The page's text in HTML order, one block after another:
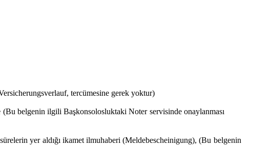
tercümesine gerek yoktur)
belge (Bu belgenin ilgili Başkonsolosluktaki Noter servisinde onaylanması
sürelerin yer aldığı ikamet ilmuhaberi (Meldebescheinigung), (Bu belgenin